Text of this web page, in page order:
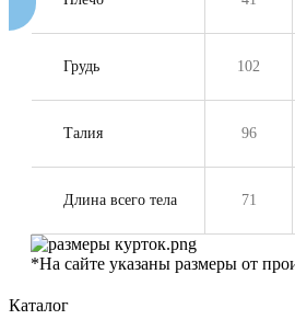
Грудь 102
Талия 96
Длина всего тела 71
*На сайте указаны размеры от
Каталог